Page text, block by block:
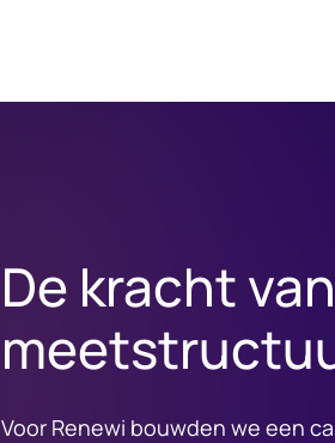
De kracht
Voor Renewi bouwden we een